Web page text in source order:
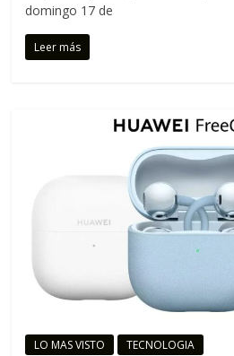
domingo 17 de
Leer más
LO MAS VISTO TECNOLOGIA